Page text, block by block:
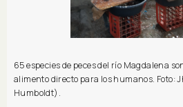
65 especies de peces del río Magdalena
alimento directo para los humanos. Foto:
Humboldt).